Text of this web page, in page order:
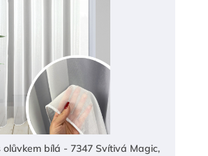
bílá - 7347 Svítivá Magic,